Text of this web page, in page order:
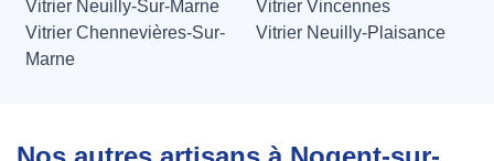
Vitrier Neuilly-Sur-Marne
Vitrier Vincennes
Vitrier Chennevières-Sur-
Marne
Vitrier Neuilly-Plaisance